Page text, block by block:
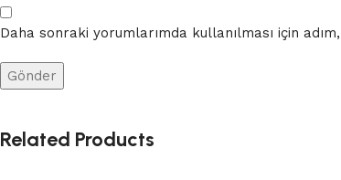
Daha sonraki yorumlarımda kullanılması için
Related Products